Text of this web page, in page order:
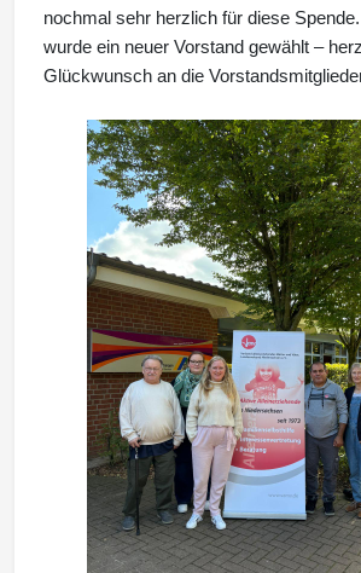
nochmal sehr herzlich für diese
wurde ein neuer Vorstand gewählt –
Glückwunsch an die